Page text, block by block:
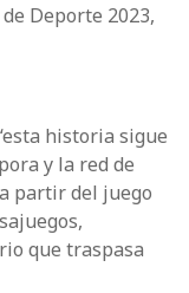
Deporte 2023,
historia sigue
y la red de
partir del juego
que traspasa